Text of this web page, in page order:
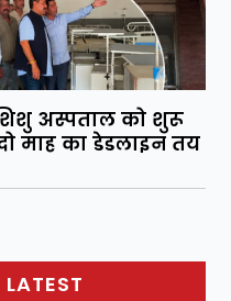
अस्पताल को शुरू
माह का डेडलाइन तय